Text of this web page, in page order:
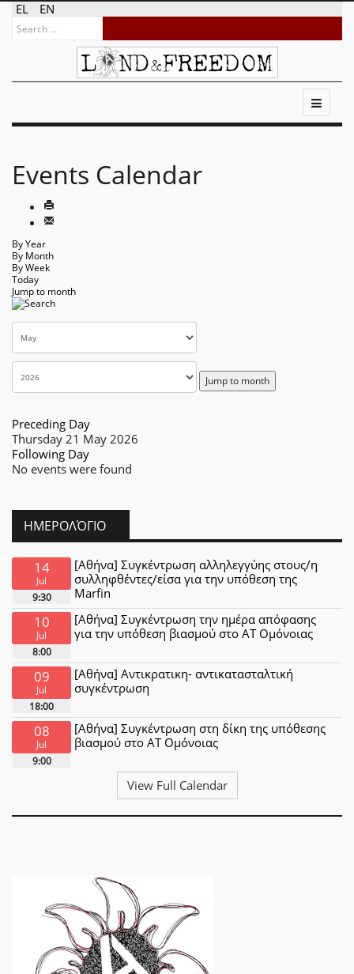
EL EN
Events Calendar
By Year
By Month
By Week
Today
Jump to month
Jump to month
Preceding Day
Thursday 21 May 2026
Following Day
No events were found
ΗΜΕΡΟΛΌΓΙΟ
14
Jul
9:30
[Αθήνα] Συγκέντρωση αλληλεγγύης στους/η
συλληφθέντες/είσα για την υπόθεση της
Marfin
10
Jul
8:00
[Αθήνα] Συγκέντρωση την ημέρα απόφασης
για την υπόθεση βιασμού στο ΑΤ Ομόνοιας
09
Jul
18:00
[Αθήνα] Αντικρατικη- αντικατασταλτική
συγκέντρωση
08
Jul
9:00
[Αθήνα] Συγκέντρωση στη δίκη της υπόθεσης
βιασμού στο ΑΤ Ομόνοιας
View Full Calendar